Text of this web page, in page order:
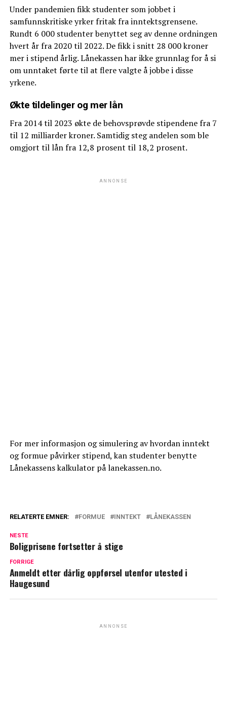
Under pandemien fikk studenter som jobbet i
samfunnskritiske yrker fritak fra inntektsgrensene.
Rundt 6 000 studenter benyttet seg av denne ordningen
hvert år fra 2020 til 2022. De fikk i snitt 28 000 kroner
mer i stipend årlig. Lånekassen har ikke grunnlag for å si
om unntaket førte til at flere valgte å jobbe i disse
yrkene.
Økte tildelinger og mer lån
Fra 2014 til 2023 økte de behovsprøvde stipendene fra 7
til 12 milliarder kroner. Samtidig steg andelen som ble
omgjort til lån fra 12,8 prosent til 18,2 prosent.
ANNONSE
For mer informasjon og simulering av hvordan inntekt
og formue påvirker stipend, kan studenter benytte
Lånekassens kalkulator på lanekassen.no.
RELATERTE EMNER: FORMUE INNTEKT LÅNEKASSEN
NESTE
Boligprisene fortsetter å stige
FORRIGE
Anmeldt etter dårlig oppførsel utenfor utested i
Haugesund
ANNONSE